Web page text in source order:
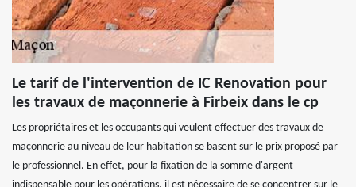
Le tarif de l'intervention de IC Renovation pour
les travaux de maçonnerie à Firbeix dans le cp
Les propriétaires et les occupants qui veulent effectuer des travaux de
maçonnerie au niveau de leur habitation se basent sur le prix proposé par
le professionnel. En effet, pour la fixation de la somme d'argent